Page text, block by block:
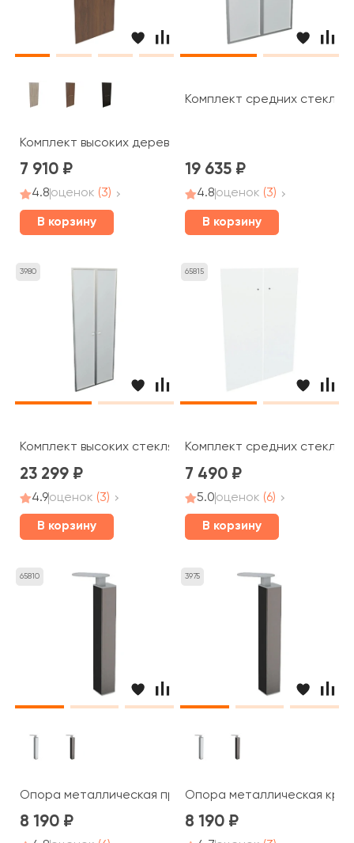
Комплект высоких деревянных дверей ручка скоба
7 910
4.8оценок (3)
В корзину
Комплект средних
19 635
4.8оценок (3)
В корзину
3980
Комплект высоких стеклянных дверей (аллюм. рама)
23 299
4.9оценок (3)
В корзину
65815
Комплект средних
7 490
5.0оценок (6)
В корзину
65810
Опора металлическая промежуточная Blackwood
8 190
3975
Опора металлическая
8 190